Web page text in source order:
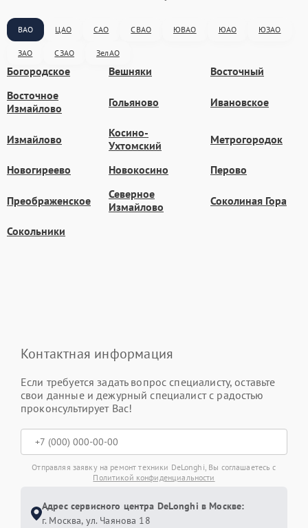
ВАО ЦАО САО СВАО ЮВАО ЮАО ЮЗАО
ЗАО СЗАО ЗелАО
Богородское Вешняки
Восточный
Восточное
Измайлово
Гольяново Ивановское
Измайлово
Косино-
Ухтомский
Метрогородок
Новогиреево Новокосино Перово
Преображенское
Северное
Измайлово
Соколиная Гора
Сокольники
Контактная информация
Если требуется задать вопрос специалисту, оставьте
свои данные и дежурный специалист с радостью
проконсультирует Вас!
Отправляя заявку на ремонт техники DeLonghi, Вы соглашаетесь с
Политикой конфиденциальности
Адрес сервисного центра DeLonghi в Москве:
г. Москва, ул. Чаянова 18